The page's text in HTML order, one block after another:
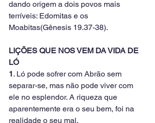
dando origem a dois povos mais
terríveis: Edomitas e os
Moabitas(Gênesis 19.37-38).
LIÇÕES QUE NOS VEM DA VIDA DE
LÓ
1. Ló pode sofrer com Abrão sem
separar-se, mas não pode viver com
ele no esplendor. A riqueza que
aparentemente era o seu bem, foi na
realidade o seu mal.